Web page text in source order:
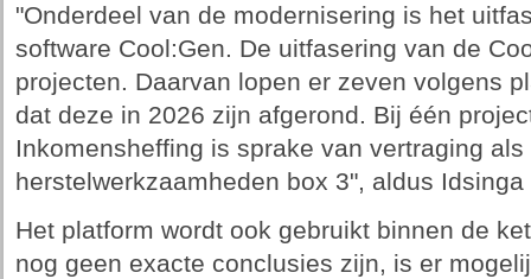
"Onderdeel van de modernisering is het
software Cool:Gen. De uitfasering van de
projecten. Daarvan lopen er zeven volgens
dat deze in 2026 zijn afgerond. Bij één
Inkomensheffing is sprake van vertraging
herstelwerkzaamheden box 3", aldus Idsinga
Het platform wordt ook gebruikt binnen de
nog geen exacte conclusies zijn, is er